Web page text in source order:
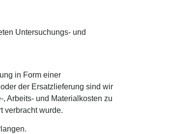
Untersuchungs- und
in Form einer
der Ersatzlieferung sind wir
Arbeits- und Materialkosten zu
verbracht wurde.